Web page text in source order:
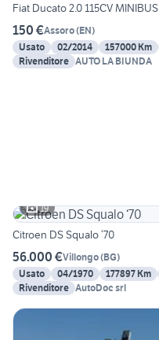
Fiat Ducato 2.0 115CV MINIBUS
150 €Assoro(EN)
Usato
02/2014 157000 Km
Rivenditore AUTO LA BIUNDA
19
Citroen DS Squalo ‘70
56.000 €Villongo(BG)
Usato
04/1970 177897 Km
Rivenditore AutoDoc srl